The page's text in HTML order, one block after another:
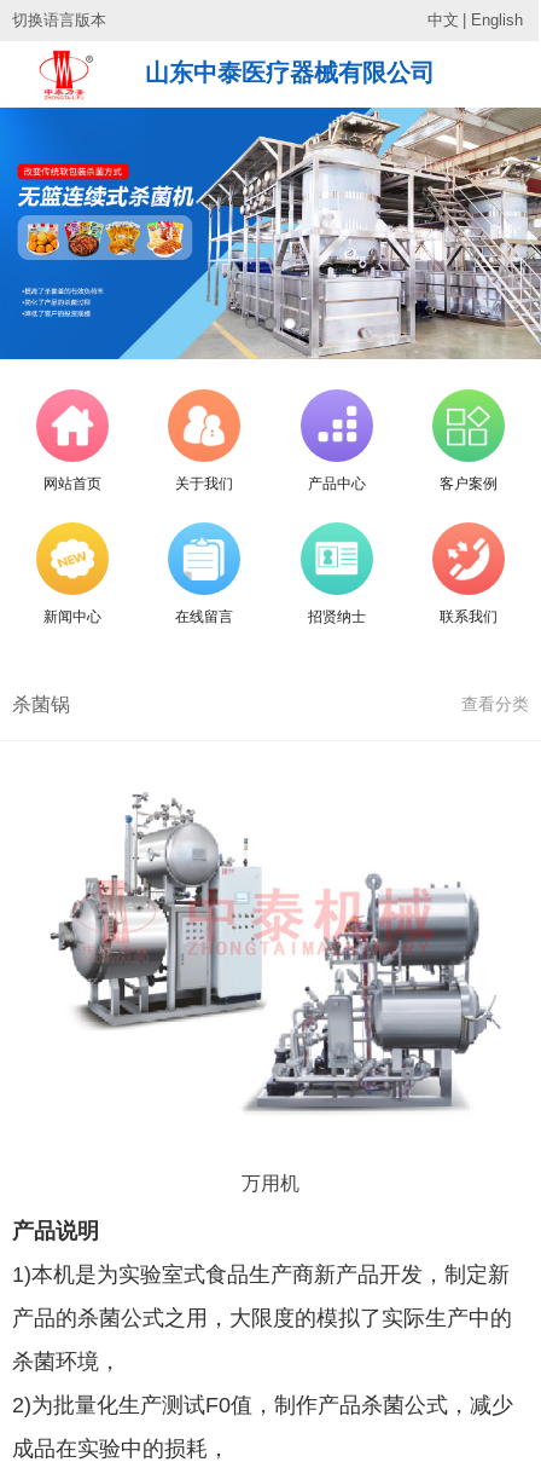
切换语言版本 中文 English
山东中泰医疗器械有限公司
网站首页 关于我们 产品中心 客户案例
新闻中心 在线留言 招贤纳士 联系我们
杀菌锅 查看分类
万用机
产品说明
1)本机是为实验室式食品生产商新产品开发，制定新
产品的杀菌公式之用，大限度的模拟了实际生产中的
杀菌环境，
2)为批量化生产测试F0值，制作产品杀菌公式，减少
成品在实验中的损耗，